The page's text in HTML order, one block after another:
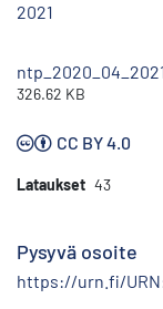
2021
326.62 KB
CC BY 4.0
Lataukset 43
Pysyvä osoite
https://urn.fi/